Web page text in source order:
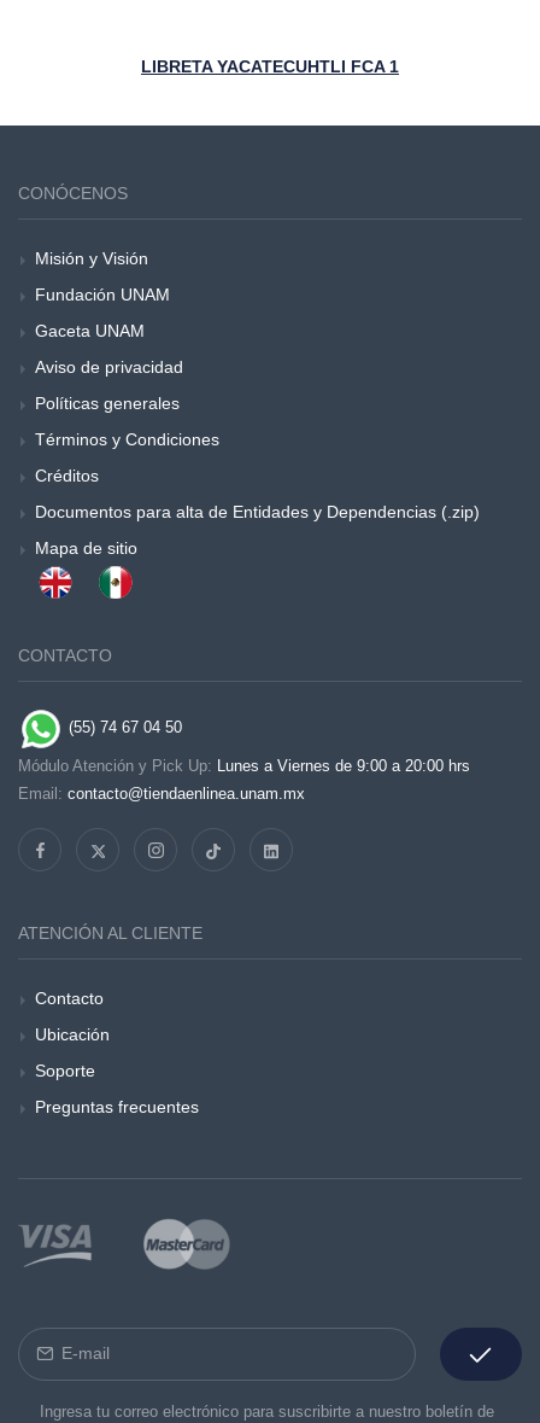
LIBRETA YACATECUHTLI FCA 1
CONÓCENOS
Misión y Visión
Fundación UNAM
Gaceta UNAM
Aviso de privacidad
Políticas generales
Términos y Condiciones
Créditos
Documentos para alta de Entidades y Dependencias (.zip)
Mapa de sitio
CONTACTO
(55) 74 67 04 50
Módulo Atención y Pick Up: Lunes a Viernes de 9:00 a 20:00 hrs
Email: contacto@tiendaenlinea.unam.mx
ATENCIÓN AL CLIENTE
Contacto
Ubicación
Soporte
Preguntas frecuentes
Ingresa tu correo electrónico para suscribirte a nuestro boletín de